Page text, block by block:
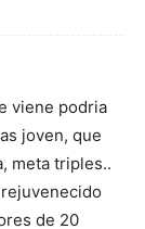
viene podria
joven, que
meta triples..
de 20